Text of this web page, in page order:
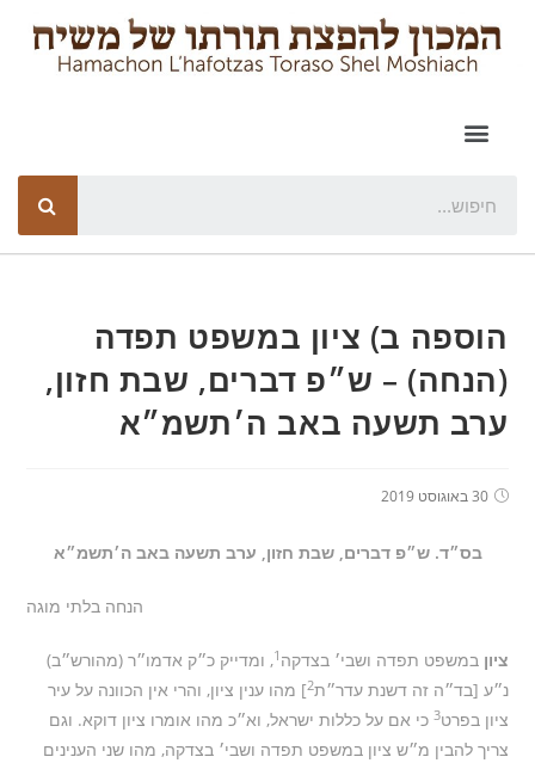
הוספה ב) ציון במשפט תפדה
(הנחה) – ש״פ דברים, שבת חזון,
ערב תשעה באב ה׳תשמ״א
30 באוגוסט 2019
בס״ד. ש״פ דברים, שבת חזון, ערב תשעה באב ה׳תשמ״א
הנחה בלתי מוגה
ציוןבמשפט תפדה ושבי׳ בצדקה 1, ומדייק כ״ק אדמו״ר (מהורש״ב)
נ״ע [בד״ה זה דשנת עדר״ת2] מהו ענין ציון, והרי אין הכוונה על עיר
ציון בפרט3 כי אם על כללות ישראל, וא״כ מהו אומרו ציון דוקא. וגם
צריך להבין מ״ש ציון במשפט תפדה ושבי׳ בצדקה, מהו שני הענינים